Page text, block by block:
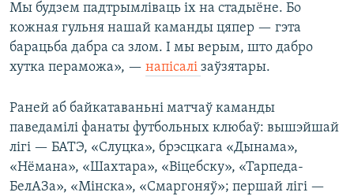
Мы будзем падтрымліваць іх на стадыёне. Бо
кожная гульня нашай каманды цяпер — гэта
барацьба дабра са злом. І мы верым, што дабро
хутка пераможа», — напісалі заўзятары.
Раней аб байкатаваньні матчаў каманды
паведамілі фанаты футбольных клюбаў: вышэйшай
лігі — БАТЭ, «Слуцка», брэсцкага «Дынама»,
«Нёмана», «Шахтара», «Віцебску», «Тарпеда-
БелАЗа», «Мінска», «Смаргоняў»; першай лігі —